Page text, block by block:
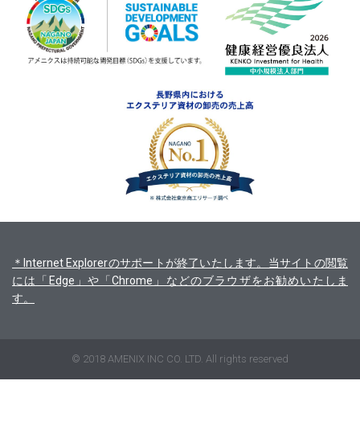
＊Internet Explorerのサポートが終了いたします。当サイトの閲覧
には「Edge」や「Chrome」などのブラウザをお勧めいたしま
す。
© 2018 AMENIX INC CO. LTD. All rights reserved